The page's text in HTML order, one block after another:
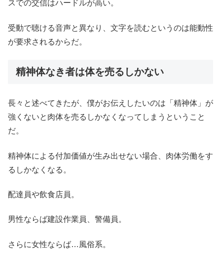
スでの交信はハードルが高い。
受動で聴ける音声と異なり、文字を読むというのは能動性
が要求されるからだ。
精神体なき者は体を売るしかない
長々と述べてきたが、僕がお伝えしたいのは「精神体」が
強くないと肉体を売るしかなくなってしまうということ
だ。
精神体による付加価値が生み出せない場合、肉体労働をす
るしかなくなる。
配達員や飲食店員。
男性ならば建設作業員、警備員。
さらに女性ならば…風俗系。